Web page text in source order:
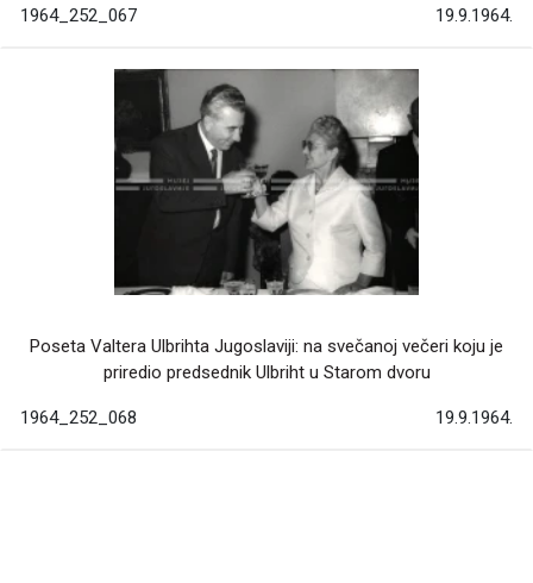
1964_252_067 19.9.1964.
Poseta Valtera Ulbrihta Jugoslaviji: na svečanoj večeri koju je
priredio predsednik Ulbriht u Starom dvoru
1964_252_068 19.9.1964.